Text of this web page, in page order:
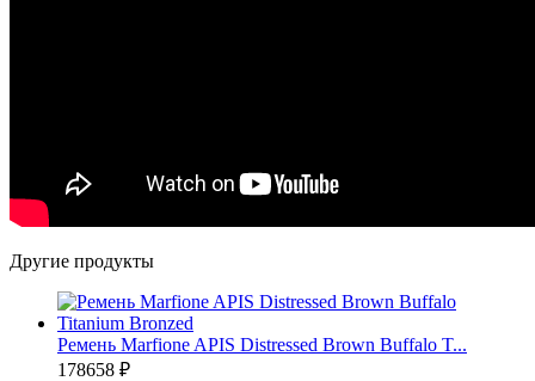
Другие продукты
Ремень Marfione APIS Distressed Brown Buffalo T...
178658 ₽